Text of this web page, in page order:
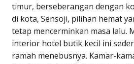
timur, berseberangan dengan
di kota, Sensoji, pilihan hemat
tetap mencerminkan masa lalu.
interior hotel butik kecil ini
ramah menebusnya. Kamar-